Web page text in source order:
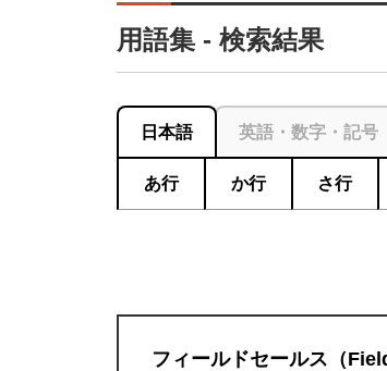
用語集 - 検索結果
日本語 英語・数字・記号
あ行 か行 さ行
フィールドセールス（